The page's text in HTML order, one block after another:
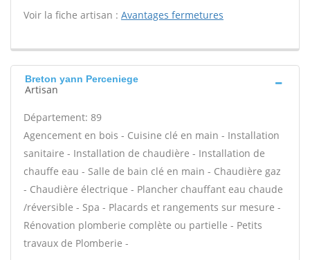
Voir la fiche artisan : Avantages fermetures
Breton yann Perceniege
Artisan
Département: 89
Agencement en bois - Cuisine clé en main - Installation
sanitaire - Installation de chaudière - Installation de
chauffe eau - Salle de bain clé en main - Chaudière gaz
- Chaudière électrique - Plancher chauffant eau chaude
/réversible - Spa - Placards et rangements sur mesure -
Rénovation plomberie complète ou partielle - Petits
travaux de Plomberie -